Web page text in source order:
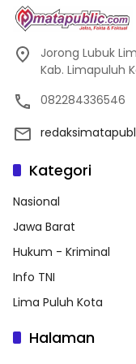
Jorong Lubuk
Kab. Limapuluh
082284336546
Kategori
Nasional
Jawa Barat
Hukum - Kriminal
Info TNI
Lima Puluh Kota
Halaman